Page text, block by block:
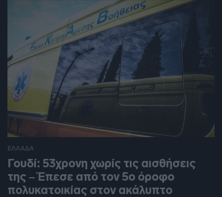
ΕΛΛΑΔΑ
Γουδί: 53χρονη χωρίς τις αισθήσεις
της – Έπεσε από τον 5ο όροφο
πολυκατοικίας στον ακάλυπτο